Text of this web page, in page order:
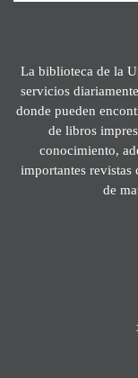
La biblioteca de la
servicios
donde pueden
de libros
conocimiento,
importantes revistas
de